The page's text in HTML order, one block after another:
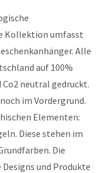
Kollektion umfasst
Alle
auf 100%
neutral gedruckt.
im Vordergrund.
Elementen:
Diese stehen im
Die
und Produkte